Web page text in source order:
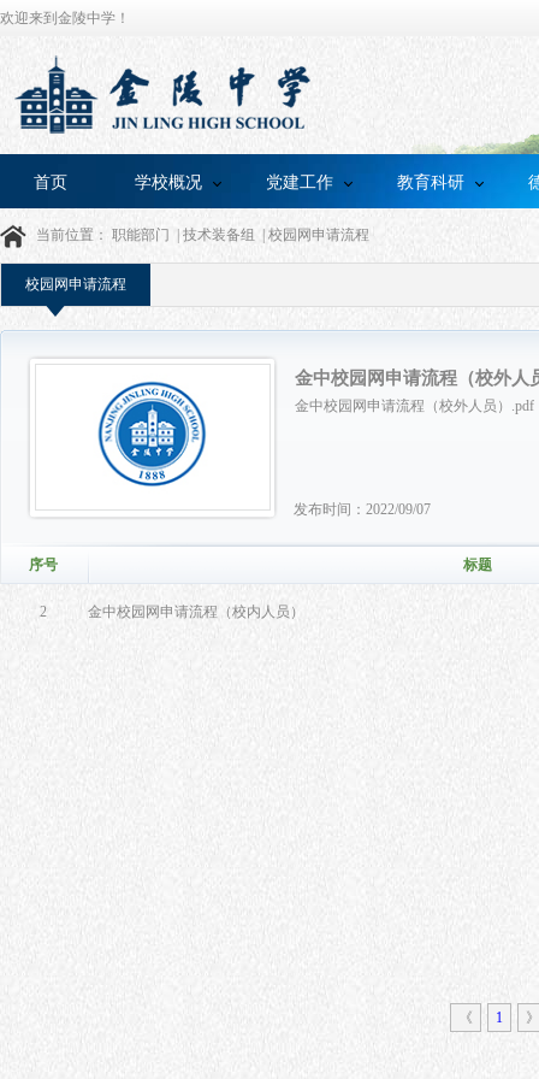
欢迎来到金陵中学！
首页 学校概况 党建工作 教育科研
当前位置： 职能部门 技术装备组 校园网申请流程
校园网申请流程
金中校园网申请流程（校外人
金中校园网申请流程（校外人员）.pdf
发布时间：2022/09/07
序号 标题
2 金中校园网申请流程（校内人员）
《 1 》